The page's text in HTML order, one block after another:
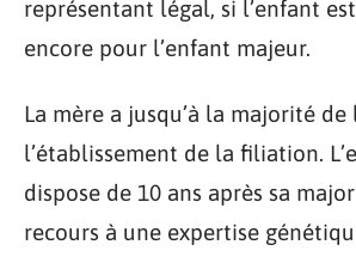
représentant légal, si l’enfant
encore pour l’enfant majeur.
La mère a jusqu’à la majorité de
l’établissement de la filiation.
dispose de 10 ans après sa
recours à une expertise